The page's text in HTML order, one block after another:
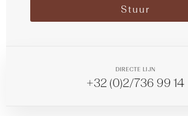
Stuur
DIRECTE LIJN
+32 (0)2/736 99 14